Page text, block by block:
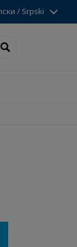
/ Srpski
SEARCH